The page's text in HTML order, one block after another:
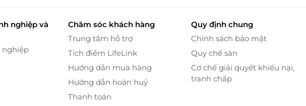
nghiệp và
nghiệp
Chăm sóc khách hàng
Trung tâm hỗ trợ
Tích điểm LifeLink
Hướng dẫn mua hàng
Hướng dẫn hoàn huỷ
Thanh toán
Quy định chung
Chính sách bảo mật
Quy chế sàn
Cơ chế giải quyết khiếu nại,
tranh chấp